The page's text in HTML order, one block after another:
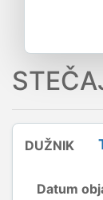
DUŽNIK
Datum